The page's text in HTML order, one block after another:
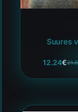
Suures
12.24€